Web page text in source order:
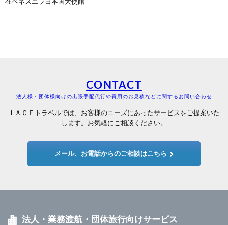
CONTACT
法人様・団体様向けの出張手配代行や費用のお見積などに関するお問い合わせ
ＩＡＣＥトラベルでは、お客様のニーズにあったサービスをご提案いた
します。お気軽にご相談ください。
メール、お電話からのご相談はこちら
法人・業務渡航・団体旅行向けサービス